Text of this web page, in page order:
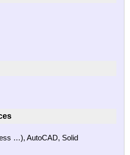
…), AutoCAD, Solid